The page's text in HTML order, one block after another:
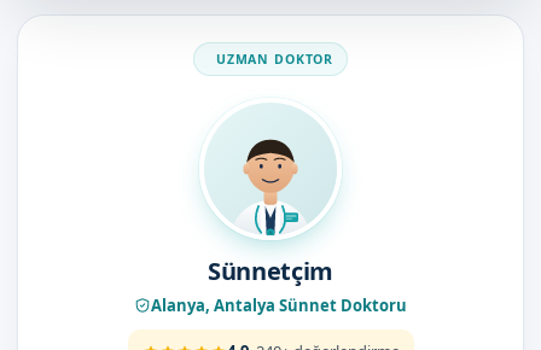
Doktorumuz
Sünnetçim
Alanya, Antalya Sünnet Doktoru